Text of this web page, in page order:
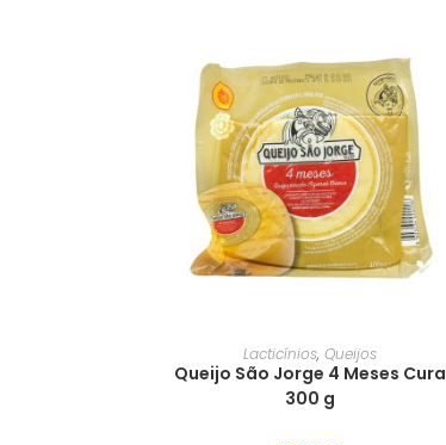
Lacticínios, Queijos
Queijo São Jorge 4 Meses Cura
300 g